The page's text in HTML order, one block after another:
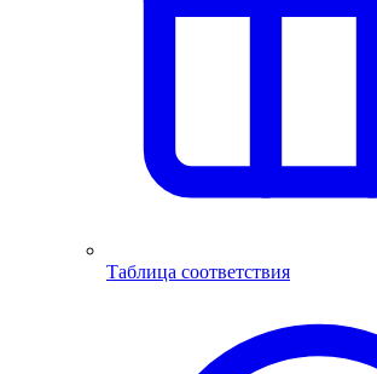
Таблица соответствия